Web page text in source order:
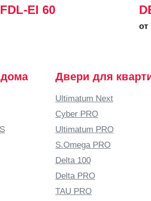
EI 60
от
Двери для
Ultimatum Next
Cyber PRO
Ultimatum PRO
S.Omega PRO
Delta 100
Delta PRO
TAU PRO